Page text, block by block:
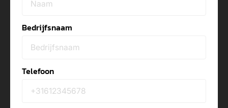
Bedrijfsnaam
Telefoon